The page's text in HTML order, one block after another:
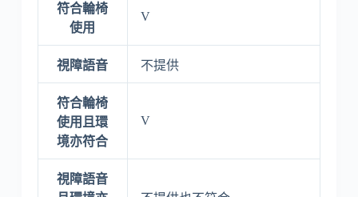
符合輪椅
使用
V
視障語音 不提供
符合輪椅
使用且環
境亦符合
V
視障語音